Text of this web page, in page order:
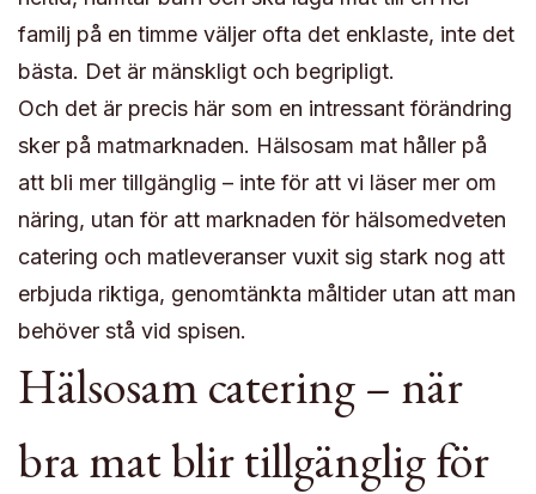
familj på en timme väljer ofta det enklaste, inte det
bästa. Det är mänskligt och begripligt.
Och det är precis här som en intressant förändring
sker på matmarknaden. Hälsosam mat håller på
att bli mer tillgänglig – inte för att vi läser mer om
näring, utan för att marknaden för hälsomedveten
catering och matleveranser vuxit sig stark nog att
erbjuda riktiga, genomtänkta måltider utan att man
behöver stå vid spisen.
Hälsosam catering – när
bra mat blir tillgänglig för